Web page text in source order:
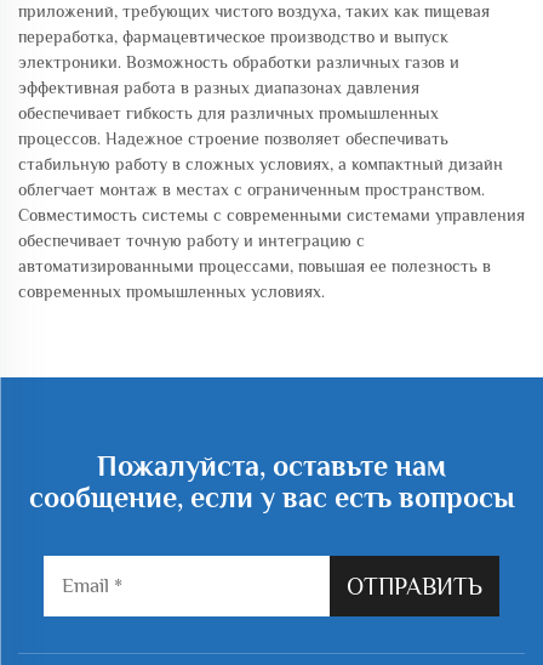
приложений, требующих чистого воздуха, таких как пищевая
переработка, фармацевтическое производство и выпуск
электроники. Возможность обработки различных газов и
эффективная работа в разных диапазонах давления
обеспечивает гибкость для различных промышленных
процессов. Надежное строение позволяет обеспечивать
стабильную работу в сложных условиях, а компактный дизайн
облегчает монтаж в местах с ограниченным пространством.
Совместимость системы с современными системами управления
обеспечивает точную работу и интеграцию с
автоматизированными процессами, повышая ее полезность в
современных промышленных условиях.
Пожалуйста, оставьте нам
сообщение, если у вас есть вопросы
ОТПРАВИТЬ